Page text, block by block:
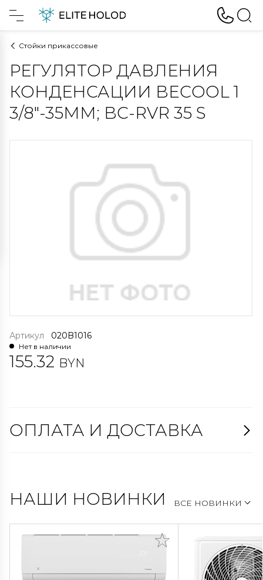
Стойки прикассовые
РЕГУЛЯТОР ДАВЛЕНИЯ
КОНДЕНСАЦИИ BECOOL 1
3/8"-35MM; BC-RVR 35 S
Артикул 020B1016
Нет в наличии
155.32 BYN
ОПЛАТА И ДОСТАВКА
НАШИ НОВИНКИ ВСЕ НОВИНКИ